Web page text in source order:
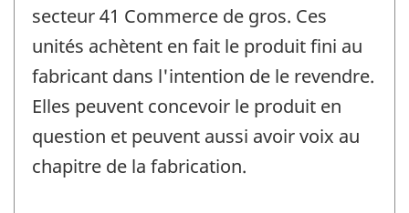
secteur 41 Commerce de gros. Ces
unités achètent en fait le produit fini au
fabricant dans l'intention de le revendre.
Elles peuvent concevoir le produit en
question et peuvent aussi avoir voix au
chapitre de la fabrication.